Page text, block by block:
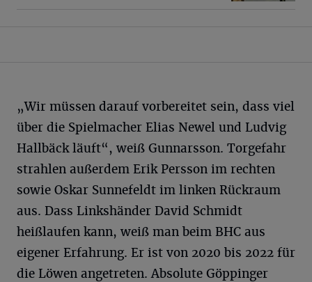
„Wir müssen darauf vorbereitet sein, dass viel
über die Spielmacher Elias Newel und Ludvig
Hallbäck läuft“, weiß Gunnarsson. Torgefahr
strahlen außerdem Erik Persson im rechten
sowie Oskar Sunnefeldt im linken Rückraum
aus. Dass Linkshänder David Schmidt
heißlaufen kann, weiß man beim BHC aus
eigener Erfahrung. Er ist von 2020 bis 2022 für
die Löwen angetreten. Absolute Göppinger